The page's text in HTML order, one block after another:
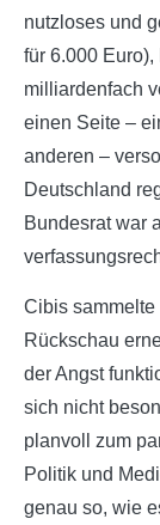
nutzloses und
für 6.000
milliardenfach
einen Seite –
anderen –
Deutschland
Bundesrat war
Cibis
Rückschau
der Angst
sich nicht
planvoll zum
Politik und
genau so, wie